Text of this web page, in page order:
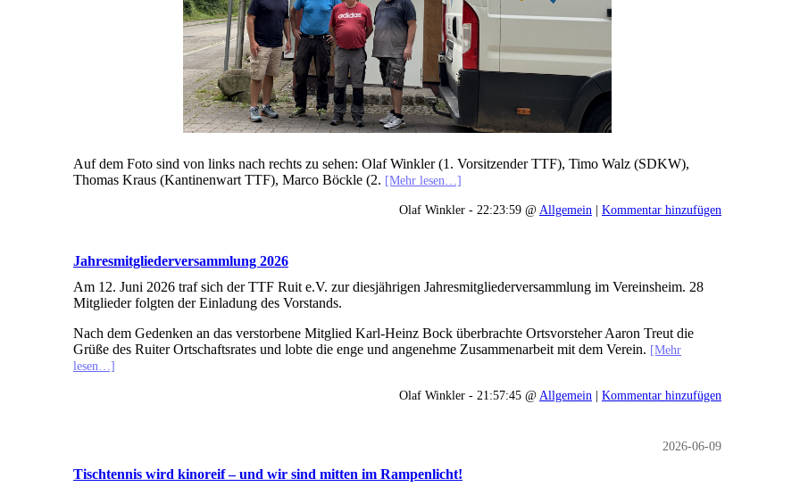
Auf dem Foto sind von links nach rechts zu sehen: Olaf Winkler (1. Vorsitzender TTF), Timo Walz (SDKW),
Thomas Kraus (Kantinenwart TTF), Marco Böckle (2. [Mehr lesen…]
Olaf Winkler - 22:23:59 @ Allgemein | Kommentar hinzufügen
Jahresmitgliederversammlung 2026
Am 12. Juni 2026 traf sich der TTF Ruit e.V. zur diesjährigen Jahresmitgliederversammlung im Vereinsheim. 28
Mitglieder folgten der Einladung des Vorstands.
Nach dem Gedenken an das verstorbene Mitglied Karl-Heinz Bock überbrachte Ortsvorsteher Aaron Treut die
Grüße des Ruiter Ortschaftsrates und lobte die enge und angenehme Zusammenarbeit mit dem Verein. [Mehr
lesen…]
Olaf Winkler - 21:57:45 @ Allgemein | Kommentar hinzufügen
2026-06-09
Tischtennis wird kinoreif – und wir sind mitten im Rampenlicht!